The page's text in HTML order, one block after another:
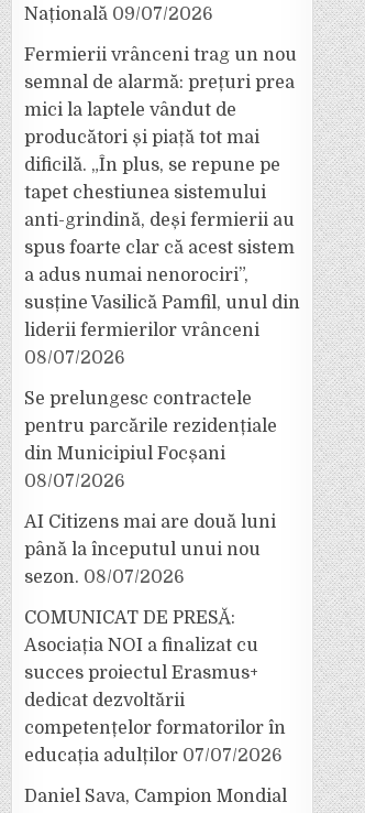
Națională 09/07/2026
Fermierii vrânceni trag un nou
semnal de alarmă: prețuri prea
mici la laptele vândut de
producători și piață tot mai
dificilă. „În plus, se repune pe
tapet chestiunea sistemului
anti-grindină, deși fermierii au
spus foarte clar că acest sistem
a adus numai nenorociri”,
susține Vasilică Pamfil, unul din
liderii fermierilor vrânceni
08/07/2026
Se prelungesc contractele
pentru parcările rezidențiale
din Municipiul Focșani
08/07/2026
AI Citizens mai are două luni
până la începutul unui nou
sezon. 08/07/2026
COMUNICAT DE PRESĂ:
Asociația NOI a finalizat cu
succes proiectul Erasmus+
dedicat dezvoltării
competențelor formatorilor în
educația adulților 07/07/2026
Daniel Sava, Campion Mondial